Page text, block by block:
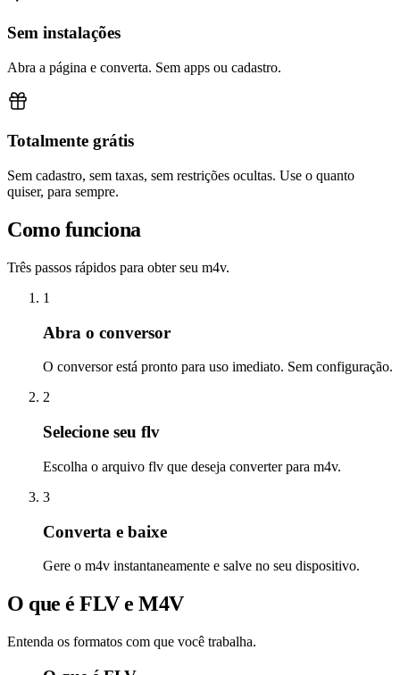
Sem instalações
Abra a página e converta. Sem apps ou cadastro.
Totalmente grátis
Sem cadastro, sem taxas, sem restrições ocultas. Use o quanto
quiser, para sempre.
Como funciona
Três passos rápidos para obter seu m4v.
1
Abra o conversor
O conversor está pronto para uso imediato. Sem configuração.
2
Selecione seu flv
Escolha o arquivo flv que deseja converter para m4v.
3
Converta e baixe
Gere o m4v instantaneamente e salve no seu dispositivo.
O que é FLV e M4V
Entenda os formatos com que você trabalha.